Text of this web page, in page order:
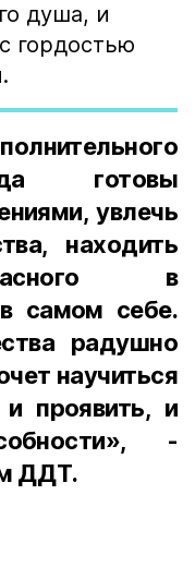
душа, и
гордостью
готовы
увлечь
находить
в
самом себе.
радушно
научиться
проявить, и
-
ДДТ.